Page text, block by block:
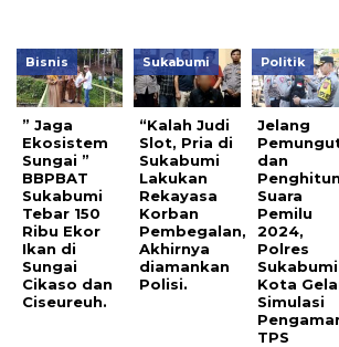
Bisnis
” Jaga
Ekosistem
Sungai ”
BBPBAT
Sukabumi
Tebar 150
Ribu Ekor
Ikan di
Sungai
Cikaso dan
Ciseureuh.
Sukabumi
“Kalah Judi
Slot, Pria di
Sukabumi
Lakukan
Rekayasa
Korban
Pembegalan,
Akhirnya
diamankan
Polisi.
Politik
Jelang
dan
Suara
Pemilu
2024,
Polres
Sukabumi
Kota
Simulasi
TPS